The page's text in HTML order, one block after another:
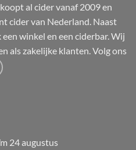
al cider vanaf 2009 en
cider van Nederland. Naast
winkel en een ciderbar. Wij
als zakelijke klanten. Volg ons
24 augustus